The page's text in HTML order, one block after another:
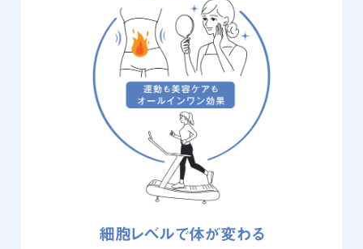
細胞レベルで体が変わる